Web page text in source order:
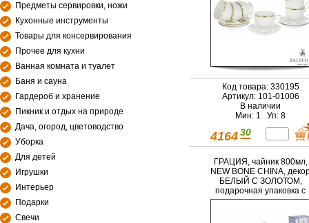
Предметы сервировки, ножи
Кухонные инструменты
Товары для консервирования
Прочее для кухни
Ванная комната и туалет
Баня и сауна
Гардероб и хранение
Пикник и отдых на природе
Дача, огород, цветоводство
Уборка
Для детей
Игрушки
Интерьер
Подарки
Свечи
Код товара: 330195
Артикул: 101-01006
В наличии
Мин: 1 Уп: 8
4164 30
ГРАЦИЯ, чайник 800мл,
NEW BONE CHINA,
БЕЛЫЙ С ЗОЛОТОМ,
подарочная упаковка с
окном